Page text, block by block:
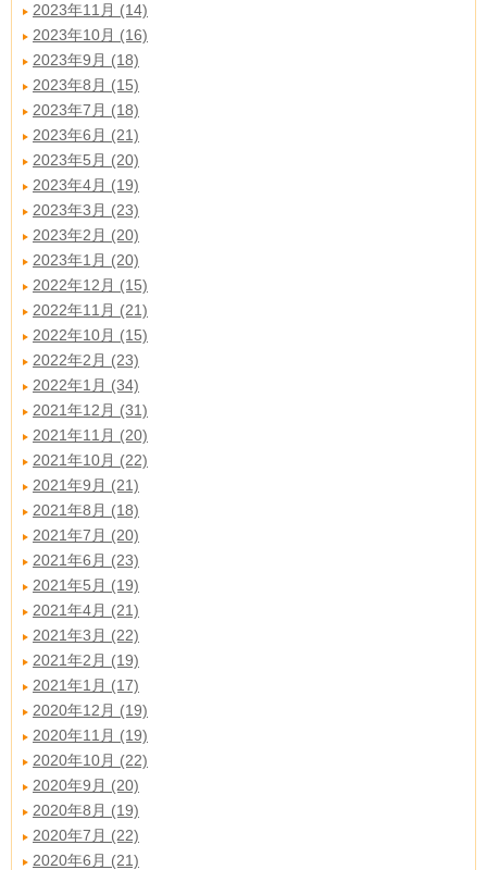
2023年11月 (14)
2023年10月 (16)
2023年9月 (18)
2023年8月 (15)
2023年7月 (18)
2023年6月 (21)
2023年5月 (20)
2023年4月 (19)
2023年3月 (23)
2023年2月 (20)
2023年1月 (20)
2022年12月 (15)
2022年11月 (21)
2022年10月 (15)
2022年2月 (23)
2022年1月 (34)
2021年12月 (31)
2021年11月 (20)
2021年10月 (22)
2021年9月 (21)
2021年8月 (18)
2021年7月 (20)
2021年6月 (23)
2021年5月 (19)
2021年4月 (21)
2021年3月 (22)
2021年2月 (19)
2021年1月 (17)
2020年12月 (19)
2020年11月 (19)
2020年10月 (22)
2020年9月 (20)
2020年8月 (19)
2020年7月 (22)
2020年6月 (21)